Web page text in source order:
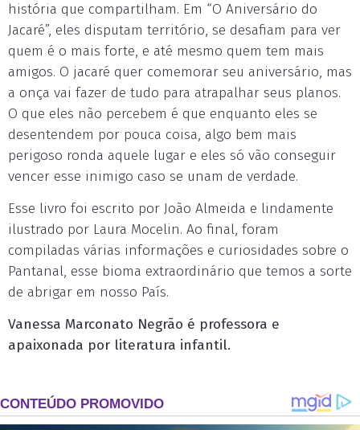
história que compartilham. Em “O Aniversário do
Jacaré”, eles disputam território, se desafiam para ver
quem é o mais forte, e até mesmo quem tem mais
amigos. O jacaré quer comemorar seu aniversário, mas
a onça vai fazer de tudo para atrapalhar seus planos.
O que eles não percebem é que enquanto eles se
desentendem por pouca coisa, algo bem mais
perigoso ronda aquele lugar e eles só vão conseguir
vencer esse inimigo caso se unam de verdade.
Esse livro foi escrito por João Almeida e lindamente
ilustrado por Laura Mocelin. Ao final, foram
compiladas várias informações e curiosidades sobre o
Pantanal, esse bioma extraordinário que temos a sorte
de abrigar em nosso País.
Vanessa Marconato Negrão é professora e
apaixonada por literatura infantil.